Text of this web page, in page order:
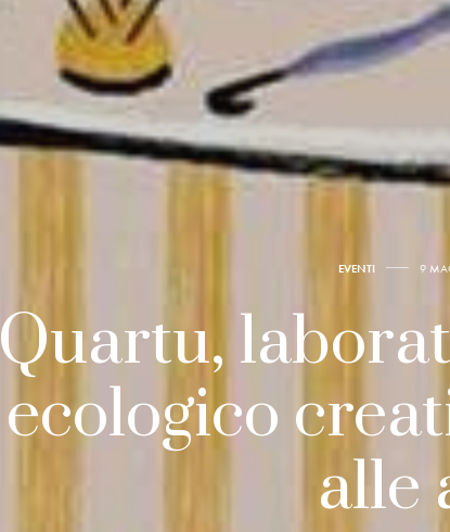
EVENTI 9
Quartu,
ecologico
alle